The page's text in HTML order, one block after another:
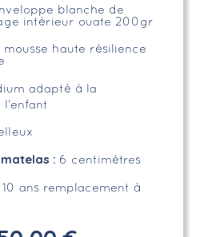
blanche de
intérieur ouate 200gr
mousse haute résilience
adapté à la
l'enfant
: 6 centimètres
ans remplacement à